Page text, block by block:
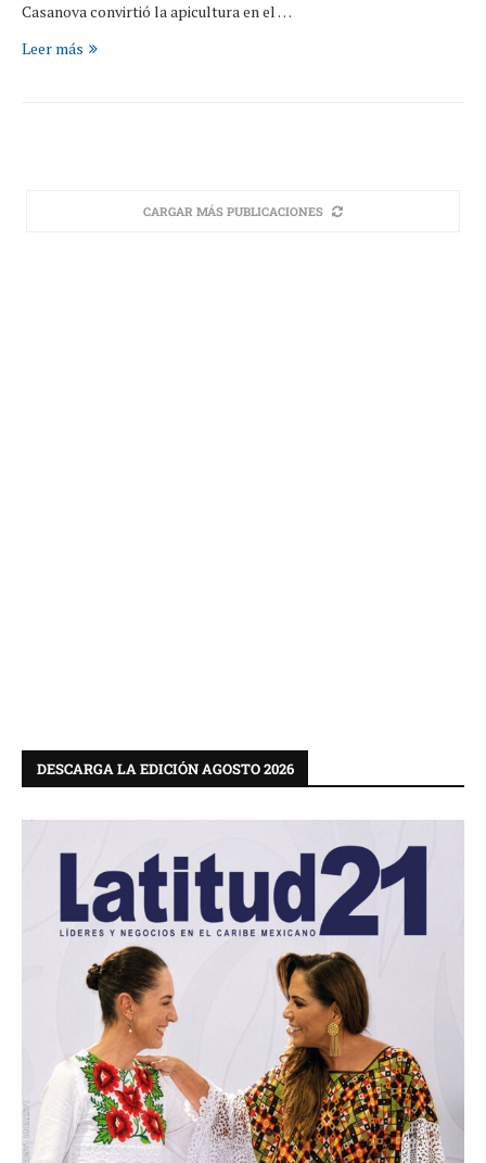
Casanova convirtió la apicultura en el …
Leer más
CARGAR MÁS PUBLICACIONES
DESCARGA LA EDICIÓN AGOSTO 2026